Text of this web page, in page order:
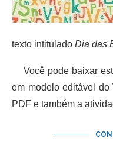
texto intitulado Dia das
Você pode baixar
em modelo editável do
PDF e também a